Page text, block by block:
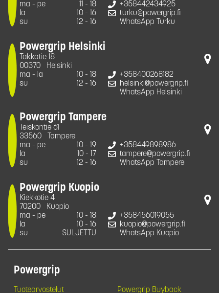
ma - pe
11 - 18
la
10 - 16
su
12 - 16
+358442434925
turku@powergrip.fi
WhatsApp Turku
Powergrip Helsinki
Takkatie 18
00370
Helsinki
ma - la
10 - 18
su
12 - 16
+358400268182
helsinki@powergrip.fi
WhatsApp Helsinki
Powergrip Tampere
Teiskontie 61
33560
Tampere
ma - pe
10 - 19
la
10 - 17
su
12 - 16
+358449898986
tampere@powergrip.fi
WhatsApp Tampere
Powergrip Kuopio
Kiekkotie 4
70200
Kuopio
ma - pe
10 - 18
la
10 - 16
su
SULJETTU
+358456019055
kuopio@powergrip.fi
WhatsApp Kuopio
Powergrip
Tuotearvostelut Powergrip Buyback